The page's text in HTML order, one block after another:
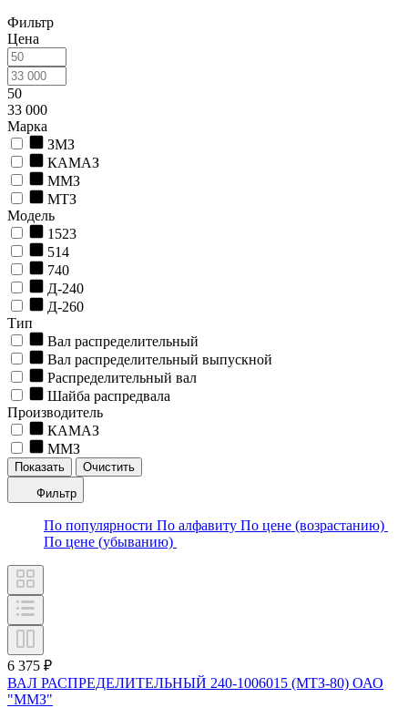
Фильтр
Цена
50
33 000
Марка
ЗМЗ
КАМАЗ
ММЗ
МТЗ
Модель
1523
514
740
Д-240
Д-260
Тип
Вал распределительный
Вал распределительный выпускной
Распределительный вал
Шайба распредвала
Производитель
КАМАЗ
ММЗ
Фильтр
По популярности По алфавиту По цене (возрастанию)
По цене (убыванию)
6 375 ₽
ВАЛ РАСПРЕДЕЛИТЕЛЬНЫЙ 240-1006015 (МТЗ-80) ОАО
"ММЗ"